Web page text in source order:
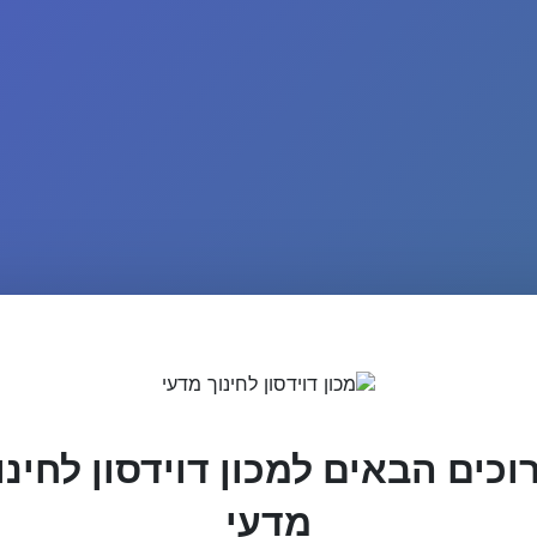
הבאים למכון דוידסון
מדעי